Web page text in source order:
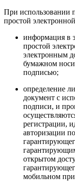
При использовании
простой
информация в
простой
электронным
бумажном
подписью;
определение
документ с
подписи, и
регистрации,
авторизации
открытом
мобильном